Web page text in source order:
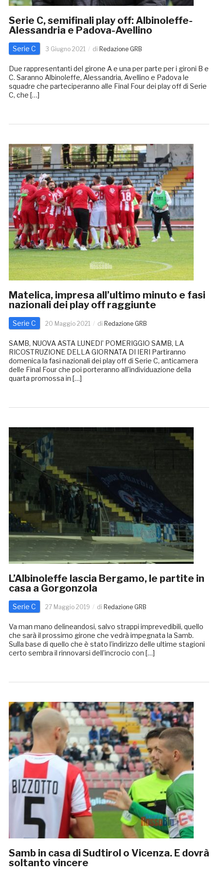
Serie C, semifinali play off: Albinoleffe-
Alessandria e Padova-Avellino
Serie C 3 Giugno 2021 di Redazione GRB
Due rappresentanti del girone A e una per parte per i gironi B e
C. Saranno Albinoleffe, Alessandria, Avellino e Padova le
squadre che parteciperanno alle Final Four dei play off di Serie
C, che […]
Matelica, impresa all’ultimo minuto e fasi
nazionali dei play off raggiunte
Serie C 20 Maggio 2021 di Redazione GRB
SAMB, NUOVA ASTA LUNEDI’ POMERIGGIO SAMB, LA
RICOSTRUZIONE DELLA GIORNATA DI IERI Partiranno
domenica la fasi nazionali dei play off di Serie C, anticamera
delle Final Four che poi porteranno all’individuazione della
quarta promossa in […]
L’Albinoleffe lascia Bergamo, le partite in
casa a Gorgonzola
Serie C 27 Maggio 2019 di Redazione GRB
Va man mano delineandosi, salvo strappi imprevedibili, quello
che sarà il prossimo girone che vedrà impegnata la Samb.
Sulla base di quello che è stato l’indirizzo delle ultime stagioni
certo sembra il rinnovarsi dell’incrocio con […]
Samb in casa di Sudtirol o Vicenza. E dovrà
soltanto vincere